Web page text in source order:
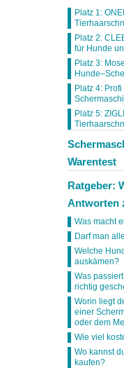
Platz 1:
Platz 2:
für Hunde
Platz 3:
Platz 4:
Platz 5:
Warentest
Ratgeber:
Antworten
Was macht
Darf man
Welche
auskämen?
Was
richtig
Worin liegt
einer
oder dem
Wie viel
Wo kannst
kaufen?